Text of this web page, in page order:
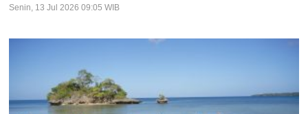
Senin, 13 Jul 2026 09:05 WIB